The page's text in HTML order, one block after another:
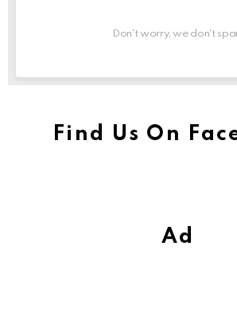
Don't worry, we don't
Find Us On
Ad